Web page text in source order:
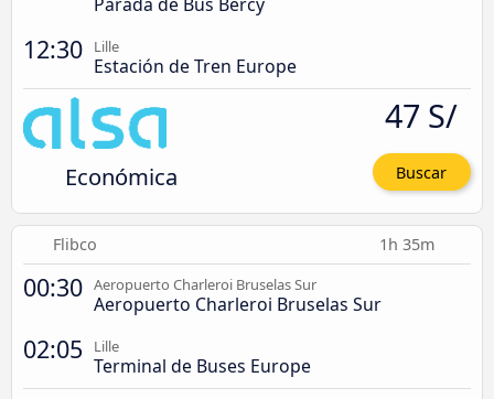
12:30 Lille
Estación de Tren Europe
Económica
47 S/
Buscar
Flibco 1h 35m
00:30 Aeropuerto Charleroi Bruselas Sur
Aeropuerto Charleroi Bruselas Sur
02:05 Lille
Terminal de Buses Europe